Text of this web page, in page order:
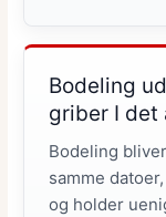
Bodeling
griber I det
Bodeling
samme
og holder